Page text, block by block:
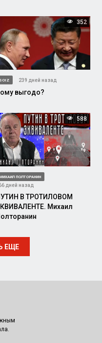
352
SOIZ 239 дней назад
выгодо?
588
МИХАИЛ ПОЛТОРАНИН
дней назад
В ТРОТИЛОВОМ
Михаил
ЕЩЕ